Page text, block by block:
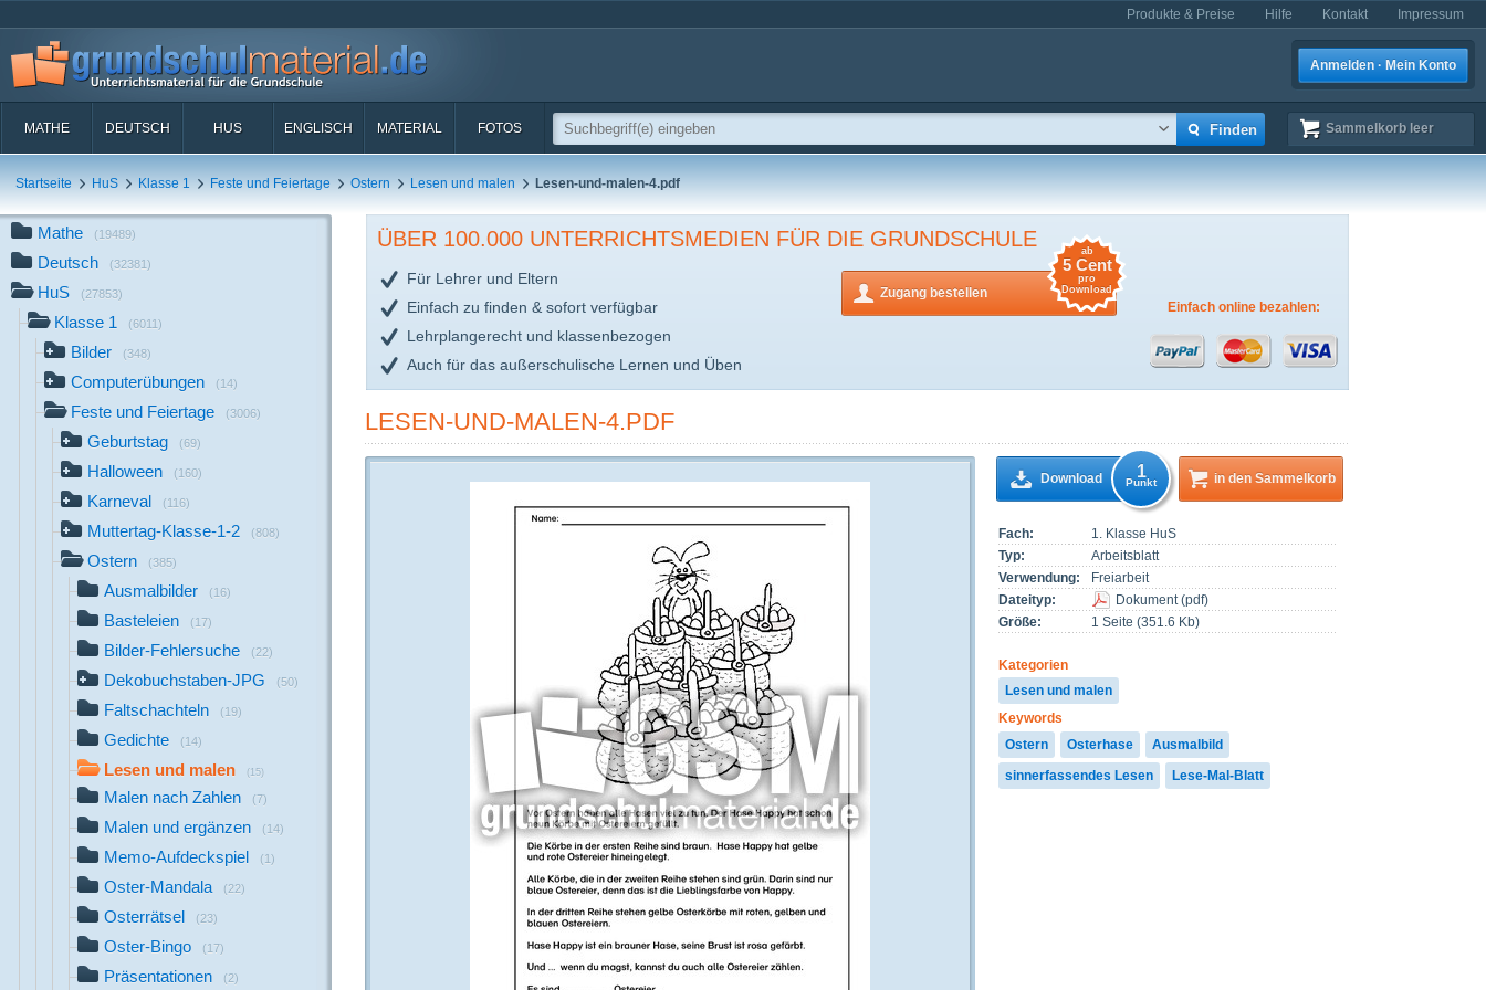
Produkte & Preise Hilfe Kontakt Impressum
Anmelden · Mein Konto
MATHE DEUTSCH HUS ENGLISCH MATERIAL FOTOS Sammelkorb leer
Startseite HuS Klasse 1 Feste und Feiertage Ostern Lesen und malen Lesen-und-malen-4.pdf
Mathe (19489)
Deutsch (32381)
HuS (27853)
Klasse 1 (6011)
Bilder (348)
Computerübungen (14)
Feste und Feiertage (3006)
Geburtstag (69)
Halloween (160)
Karneval (116)
Muttertag-Klasse-1-2 (808)
Ostern (385)
Ausmalbilder (16)
Basteleien (17)
Bilder-Fehlersuche (22)
Dekobuchstaben-JPG (50)
Faltschachteln (19)
Gedichte (14)
Lesen und malen (15)
Malen nach Zahlen (7)
Malen und ergänzen (14)
Memo-Aufdeckspiel (1)
Oster-Mandala (22)
Osterrätsel (23)
Oster-Bingo (17)
Präsentationen (2)
ÜBER 100.000 UNTERRICHTSMEDIEN FÜR DIE GRUNDSCHULE
Für Lehrer und Eltern
Einfach zu finden & sofort verfügbar
Lehrplangerecht und klassenbezogen
Auch für das außerschulische Lernen und Üben
Zugang bestellen
ab
5 Cent
pro
Download
Einfach online bezahlen:
LESEN-UND-MALEN-4.PDF
Fach:
1. Klasse HuS
Typ:
Arbeitsblatt
Verwendung:
Freiarbeit
Dateityp:
Dokument(pdf)
Größe:
1 Seite (351.6 Kb)
Kategorien
Lesen und malen
Keywords
Ostern
Osterhase
Ausmalbild
sinnerfassendes Lesen
Lese-Mal-Blatt
Download 1
Punkt in den Sammelkorb